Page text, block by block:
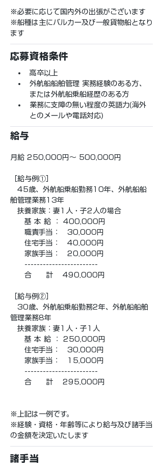
※必要に応じて国内外の出張がございます
※船種は主にバルカー及び一般貨物船となり
ます
応募資格条件
高卒以上
外航船船舶管理 実務経験のある方、
または外航船乗船経歴のある方
業務に支障の無い程度の英語力(海外
とのメールや電話対応)
給与
月給 250,000円〜 500,000円
［給与例①］
45歳、外航船乗船勤務10年、外航船船
舶管理業務13年
扶養家族：妻1人・子2人の場合
基 本 給 ： 400,000円
職責手当：　30,000円
住宅手当：　40,000円
家族手当：　20,000円
------------------------
合　　計　 490,000円
［給与例②］
30歳、外航船乗船勤務2年、外航船船舶
管理業務8年
扶養家族：妻1人・子1人
基 本 給 ： 250,000円
住宅手当：　30,000円
家族手当：　15,000円
------------------------
合　　計　 295,000円
※上記は一例です。
※経験・資格・年齢等により給与及び諸手当
の金額を決定いたします
諸手当